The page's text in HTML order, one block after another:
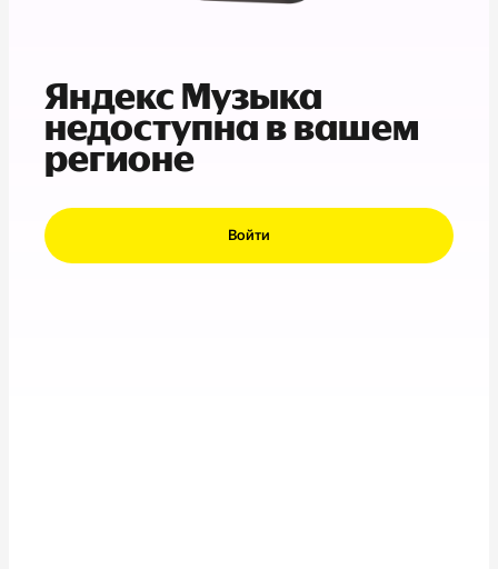
Яндекс Музыка
недоступна в вашем
регионе
Войти